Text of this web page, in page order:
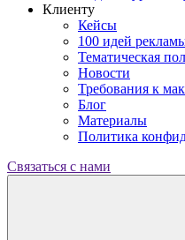
Клиенту
Кейсы
100 идей
Тематическая
Новости
Требования к
Блог
Материалы
Политика
Связаться с нами